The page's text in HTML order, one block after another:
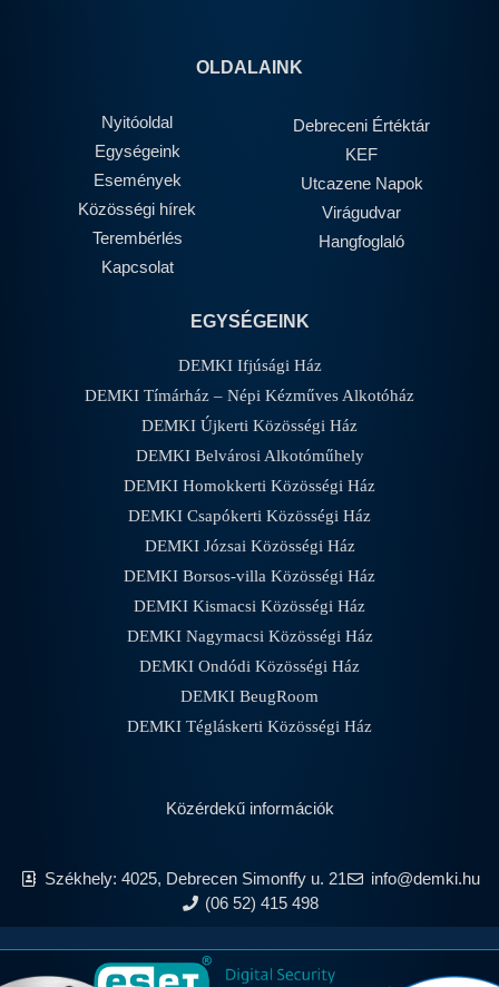
OLDALAINK
Nyitóoldal
Egységeink
Események
Közösségi hírek
Terembérlés
Kapcsolat
Debreceni Értéktár
KEF
Utcazene Napok
Virágudvar
Hangfoglaló
EGYSÉGEINK
DEMKI Ifjúsági Ház
DEMKI Tímárház – Népi Kézműves Alkotóház
DEMKI Újkerti Közösségi Ház
DEMKI Belvárosi Alkotóműhely
DEMKI Homokkerti Közösségi Ház
DEMKI Csapókerti Közösségi Ház
DEMKI Józsai Közösségi Ház
DEMKI Borsos-villa Közösségi Ház
DEMKI Kismacsi Közösségi Ház
DEMKI Nagymacsi Közösségi Ház
DEMKI Ondódi Közösségi Ház
DEMKI BeugRoom
DEMKI Tégláskerti Közösségi Ház
Közérdekű információk
Székhely: 4025, Debrecen Simonffy u. 21
info@demki.hu
(06 52) 415 498